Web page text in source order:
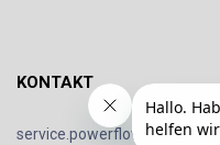
KONTAKT
service.powerflow@tecget.de